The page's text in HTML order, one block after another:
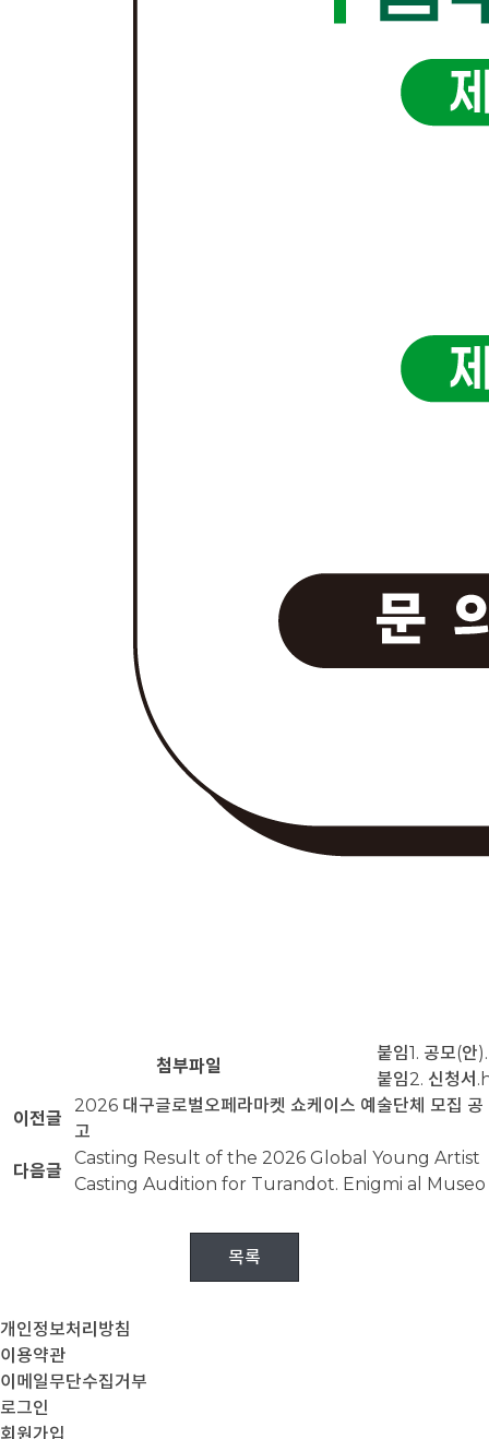
첨부파일
붙임1. 공모(
붙임2. 신청서
이전글
2026 대구글로벌오페라마켓 쇼케이스 예술단체 모집 공
고
다음글
Casting Result of the 2026 Global Young Artist
Casting Audition for Turandot. Enigmi al Museo
목록
개인정보처리방침
이용약관
이메일무단수집거부
로그인
회원가입